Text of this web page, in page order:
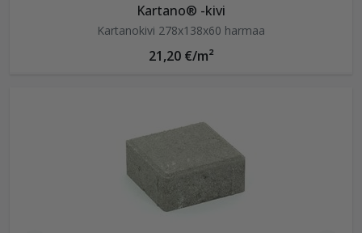
Kartano® -kivi
Kartanokivi 278x138x60 harmaa
21,20 €/m²